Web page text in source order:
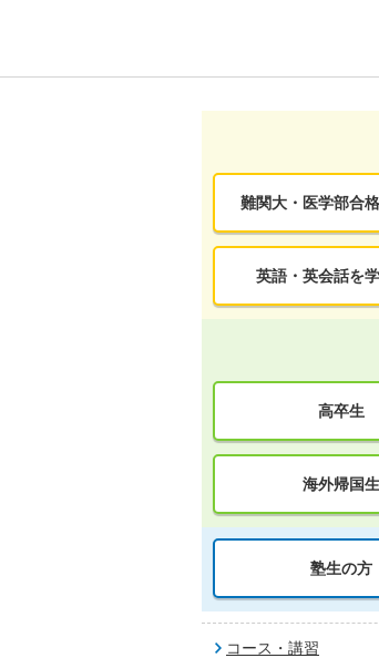
難関大・医学部合
英語・英会話を
高卒生
海外帰国生
塾生の方
コース・講習